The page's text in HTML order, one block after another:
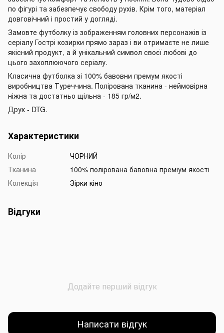
по фігурі та забезпечує свободу рухів. Крім того, матеріал
довговічний і простий у догляді.
Замовте футболку із зображенням головних персонажів із
серіалу Гострі козирки прямо зараз і ви отримаєте не лише
якісний продукт, а й унікальний символ своєї любові до
цього захоплюючого серіалу.
Класична футболка зі 100% бавовни премум якості
виробництва Туреччина. Полірована тканина - неймовірна
ніжна та достатньо щільна - 185 гр/м2.
Друк - DTG.
Характеристики
Колір
ЧОРНИЙ
Тканина
100% полірована бавовна преміум якості
Колекція
Зірки кіно
Відгуки
Додайте перший відгук
Написати відгук